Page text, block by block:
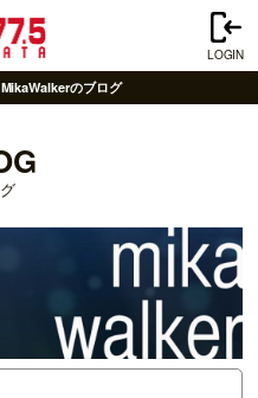
LOGIN
MikaWalkerのブログ